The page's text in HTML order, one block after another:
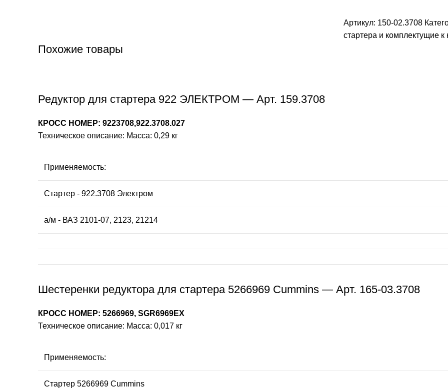
Артикул: 150-02.3708
стартера и комплектущие к
Похожие товары
Редуктор для стартера 922 ЭЛЕКТРОМ — Арт. 159.3708
КРОСС НОМЕР: 9223708,922.3708.027
Техническое описание: Масса: 0,29 кг
Применяемость:
Стартер - 922.3708 Электром
а/м - ВАЗ 2101-07, 2123, 21214
Шестеренки редуктора для стартера 5266969 Cummins — Арт. 165-03.3708
КРОСС НОМЕР: 5266969, SGR6969EX
Техническое описание: Масса: 0,017 кг
Применяемость:
Стартер 5266969 Cummins